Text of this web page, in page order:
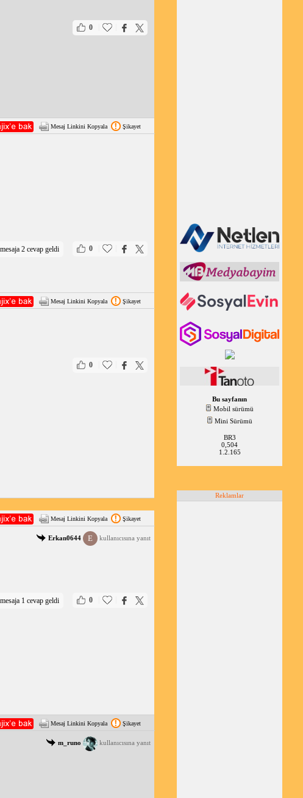
0
Mesaj Linkini Kopyala Şikayet
0
2 cevap geldi
Mesaj Linkini Kopyala Şikayet
0
Mesaj Linkini Kopyala Şikayet
Erkan0644 E kullanıcısına yanıt
0
1 cevap geldi
Mesaj Linkini Kopyala Şikayet
m_runo kullanıcısına yanıt
Bu sayfanın
Mobil sürümü
Mini Sürümü
BR3
0,504
1.2.165
Reklamlar